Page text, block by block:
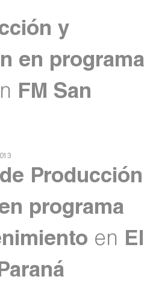
y
en programa
FM San
Producción
programa
en El